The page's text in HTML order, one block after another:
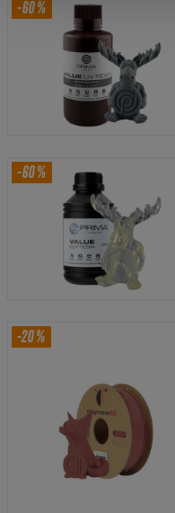
-60%
-60%
-20%